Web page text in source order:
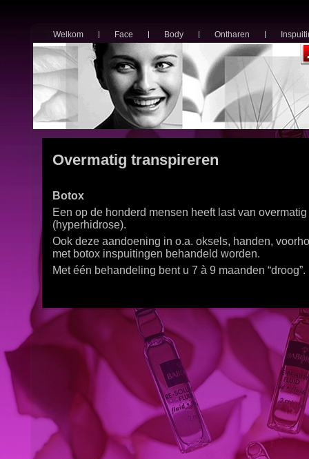
Welkom Face Body Ontharen
Overmatig transpireren
Botox
Een op de honderd mensen heeft last van
(hyperhidrose).
Ook deze aandoening in o.a. oksels, handen,
met botox inspuitingen behandeld worden.
Met één behandeling bent u 7 à 9 maanden “droog”.